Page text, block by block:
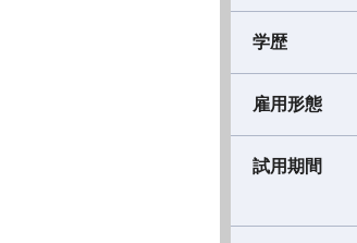
学歴
雇用形態
試用期間